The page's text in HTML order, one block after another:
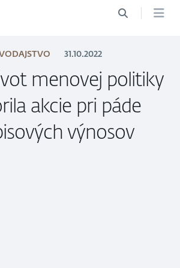
31.10.2022
menovej politiky
akcie pri páde
výnosov